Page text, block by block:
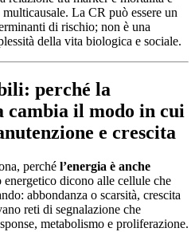
La CR può essere un
di rischio; non è una
della vita biologica e sociale.
perché la
cambia il modo in cui
e crescita
perché l’energia è anche
energetico dicono alle cellule che
abbondanza o scarsità, crescita
reti di segnalazione che
metabolismo e proliferazione.